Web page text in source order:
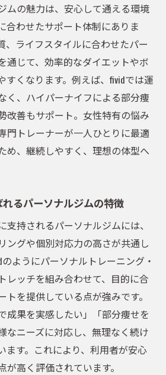
の資格や実績を比較する際の着
たパーソナルジム選びのコツ
新しいトレーニング提案
ムのハイパーナイフ活用で部
いパーソナルトレーニングの
用で姿勢から整えるボディメ
ムで部分別ケアを受けるメリ
ナルジムの新提案トレーニン
シェイプを叶えるパーソナル
やすいパーソナルジム選び
ジムは忙しい女性にもおすすめ
ムの魅力は、安心して通える環境
合わせたサポート体制にありま
、ライフスタイルに合わせたパー
通じて、効率的なダイエットやボ
すくなります。例えば、fividでは運
く、ハイパーナイフによる部分痩
改善もサポート。女性特有の悩み
門トレーナーが一人ひとりに最適
め、継続しやすく、理想の体型へ
るパーソナルジムの特徴
支持されるパーソナルジムには、
ングや個別対応力の高さが共通し
ようにパーソナルトレーニング・
レッチを組み合わせて、目的に合
トを提供している点が強みです。
成果を実感したい」「部分痩せを
なニーズに対応し、無理なく続け
ます。これにより、利用者が安心
が高く評価されています。